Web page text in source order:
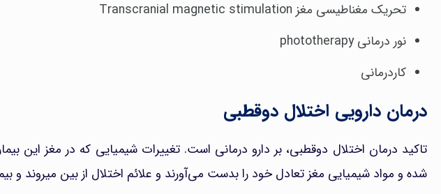
تحریک مغناطیسی مغز Transcranial magnetic stimulation
نور درمانی phototherapy
کاردرمانی
درمان دارویی اختلال دوقطبی
تاکید درمان اختلال دوقطبی، بر دارو درمانی است. تغییرات شیمیایی که در مغز این
شده و مواد شیمیایی مغز تعادل خود را بدست می‌آورند و علائم اختلال از بین میروند و